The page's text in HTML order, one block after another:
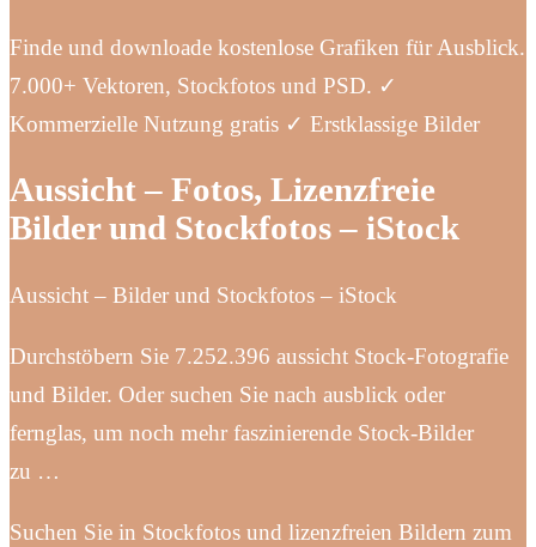
Finde und downloade kostenlose Grafiken für Ausblick.
7.000+ Vektoren, Stockfotos und PSD. ✓
Kommerzielle Nutzung gratis ✓ Erstklassige Bilder
Aussicht – Fotos, Lizenzfreie
Bilder und Stockfotos – iStock
Aussicht – Bilder und Stockfotos – iStock
Durchstöbern Sie 7.252.396 aussicht Stock-Fotografie
und Bilder. Oder suchen Sie nach ausblick oder
fernglas, um noch mehr faszinierende Stock-Bilder
zu …
Suchen Sie in Stockfotos und lizenzfreien Bildern zum